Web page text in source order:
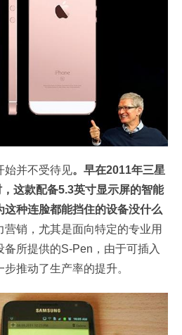
始并不受待见。早在2011年三星
这款配备5.3英寸显示屏的智能
种连脸都能挡住的设备没什么
营销，尤其是面向特定的专业用
备所提供的S-Pen，由于可插入
推动了生产率的提升。